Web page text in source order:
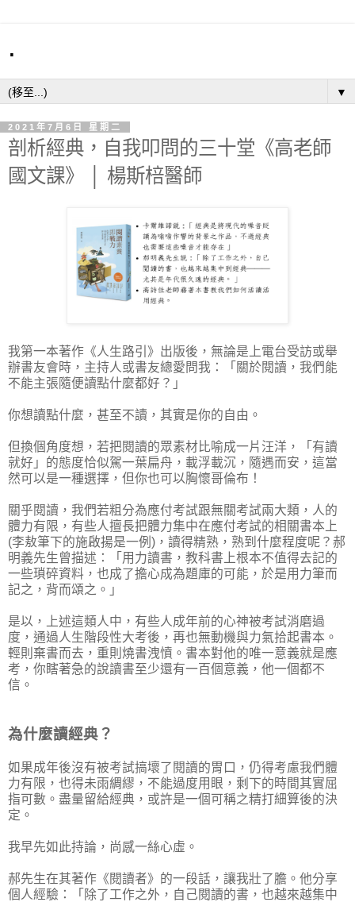
.
▼
2021年7月6日 星期二
剖析經典，自我叩問的三十堂《高老師
國文課》 │ 楊斯棓醫師
我第一本著作《人生路引》出版後，無論是上電台受訪或舉
辦書友會時，主持人或書友總愛問我：「關於閱讀，我們能
不能主張隨便讀點什麼都好？」
你想讀點什麼，甚至不讀，其實是你的自由。
但換個角度想，若把閱讀的眾素材比喻成一片汪洋，「有讀
就好」的態度恰似駕一葉扁舟，載浮載沉，隨遇而安，這當
然可以是一種選擇，但你也可以胸懷哥倫布！
關乎閱讀，我們若粗分為應付考試跟無關考試兩大類，人的
體力有限，有些人擅長把體力集中在應付考試的相關書本上
(李敖筆下的施啟揚是一例)，讀得精熟，熟到什麼程度呢？郝
明義先生曾描述：「用力讀書，教科書上根本不值得去記的
一些瑣碎資料，也成了擔心成為題庫的可能，於是用力筆而
記之，背而頌之。」
是以，上述這類人中，有些人成年前的心神被考試消磨過
度，通過人生階段性大考後，再也無動機與力氣拾起書本。
輕則棄書而去，重則燒書洩憤。書本對他的唯一意義就是應
考，你瞎著急的說讀書至少還有一百個意義，他一個都不
信。
為什麼讀經典？
如果成年後沒有被考試搞壞了閱讀的胃口，仍得考慮我們體
力有限，也得未雨綢繆，不能過度用眼，剩下的時間其實屈
指可數。盡量留給經典，或許是一個可稱之精打細算後的決
定。
我早先如此持論，尚感一絲心虛。
郝先生在其著作《閱讀者》的一段話，讓我壯了膽。他分享
個人經驗：「除了工作之外，自己閱讀的書，也越來越集中